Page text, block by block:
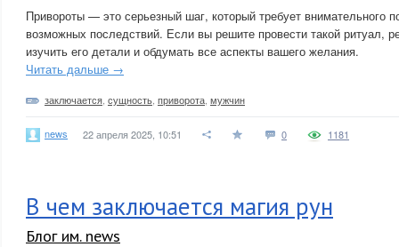
Привороты — это серьезный шаг, который требует внимательного
возможных последствий. Если вы решите провести такой ритуал,
изучить его детали и обдумать все аспекты вашего желания.
Читать дальше →
заключается сущность приворота мужчин
news 22 апреля 2025, 10:51 0 1181
В чем заключается магия рун
Блог им. news